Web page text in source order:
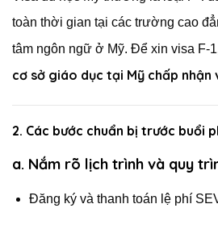
toàn thời gian tại các trường cao
tâm ngôn ngữ ở Mỹ. Để xin visa F-
cơ sở giáo dục tại Mỹ chấp nhận
2. Các bước chuẩn bị trước buổi
a. Nắm rõ lịch trình và quy
Đăng ký và thanh toán lệ phí